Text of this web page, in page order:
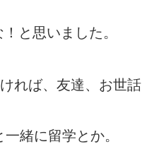
と思いました。
れば、友達、お世話
緒に留学とか。